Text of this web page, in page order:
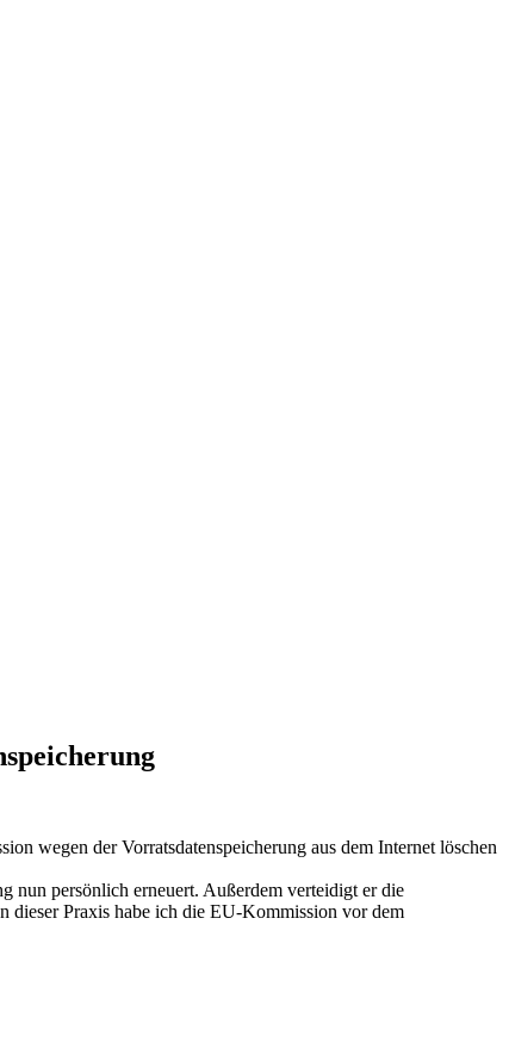
wegen der Vorratsdatenspeicherung aus dem Internet löschen
nun persönlich erneuert. Außerdem verteidigt er die
dieser Praxis habe ich die EU-Kommission vor dem